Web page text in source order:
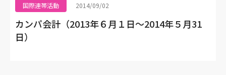
国際連帯活動 2014/09/02
カンパ会計（2013年６月１日～2014年５月31
日）